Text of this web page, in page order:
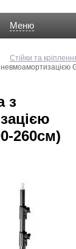
Меню
Стійки та
з
260см)